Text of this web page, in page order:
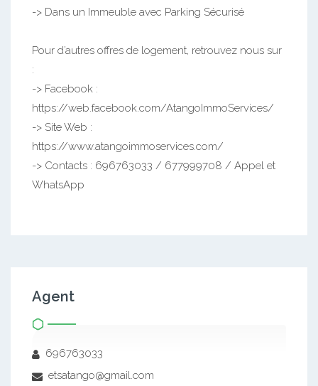
-> Dans un Immeuble avec Parking Sécurisé
Pour d’autres offres de logement, retrouvez nous sur
:
-> Facebook :
https://web.facebook.com/AtangoImmoServices/
-> Site Web :
https://www.atangoimmoservices.com/
-> Contacts : 696763033 / 677999708 / Appel et
WhatsApp
Agent
696763033
etsatango@gmail.com